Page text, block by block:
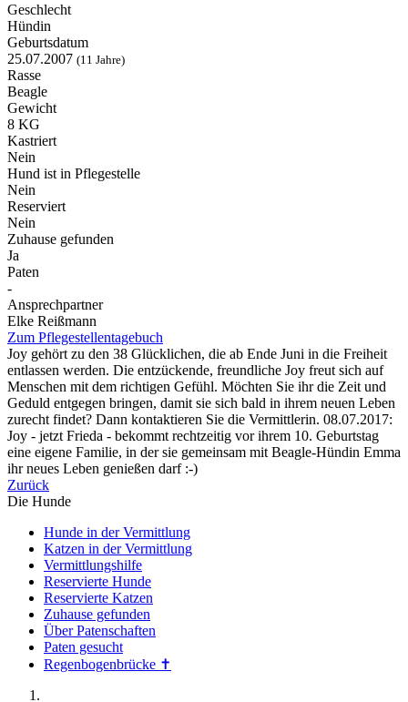
Geschlecht
Hündin
Geburtsdatum
25.07.2007 (11 Jahre)
Rasse
Beagle
Gewicht
8 KG
Kastriert
Nein
Hund ist in Pflegestelle
Nein
Reserviert
Nein
Zuhause gefunden
Ja
Paten
-
Ansprechpartner
Elke Reißmann
Zum Pflegestellentagebuch
Joy gehört zu den 38 Glücklichen, die ab Ende Juni in die Freiheit
entlassen werden. Die entzückende, freundliche Joy freut sich auf
Menschen mit dem richtigen Gefühl. Möchten Sie ihr die Zeit und
Geduld entgegen bringen, damit sie sich bald in ihrem neuen Leben
zurecht findet? Dann kontaktieren Sie die Vermittlerin. 08.07.2017:
Joy - jetzt Frieda - bekommt rechtzeitig vor ihrem 10. Geburtstag
eine eigene Familie, in der sie gemeinsam mit Beagle-Hündin Emma
ihr neues Leben genießen darf :-)
Zurück
Die Hunde
Hunde in der Vermittlung
Katzen in der Vermittlung
Vermittlungshilfe
Reservierte Hunde
Reservierte Katzen
Zuhause gefunden
Über Patenschaften
Paten gesucht
Regenbogenbrücke ✝